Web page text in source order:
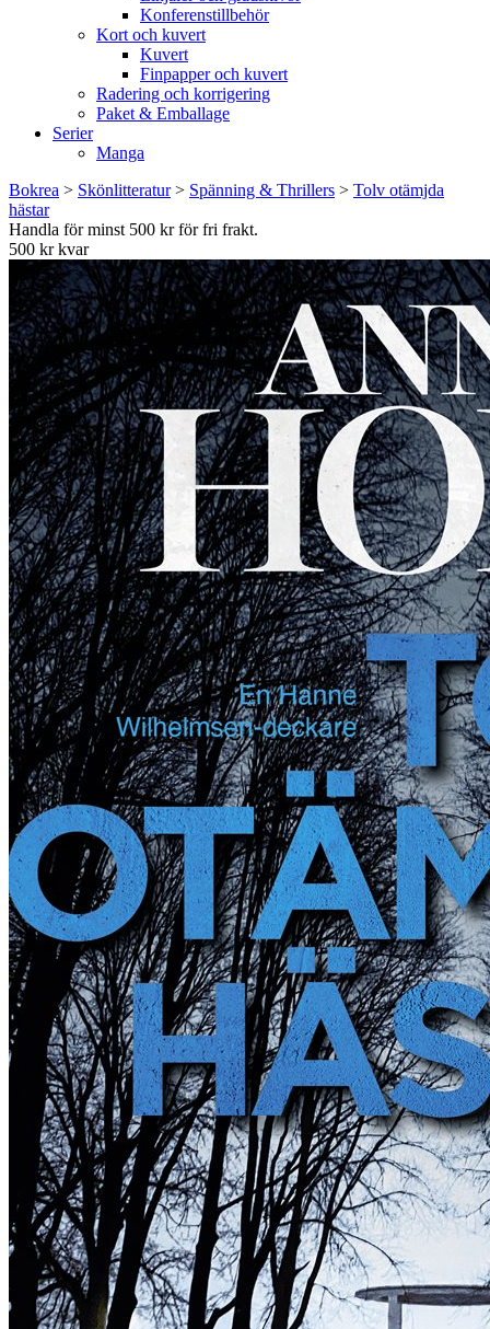
Konferenstillbehör
Kort och kuvert
Kuvert
Finpapper och kuvert
Radering och korrigering
Paket & Emballage
Serier
Manga
Bokrea > Skönlitteratur> Spänning & Thrillers > Tolv otämjda
hästar
Handla för minst 500 kr för fri frakt.
500 kr kvar